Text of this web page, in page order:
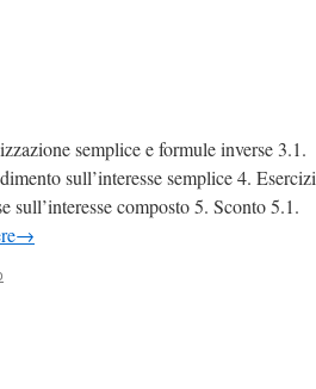
semplice e formule inverse 3.1.
sull’interesse semplice 4. Esercizi
sull’interesse composto 5. Sconto 5.1.
→